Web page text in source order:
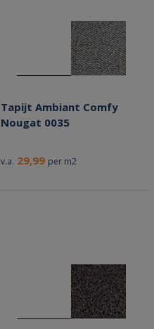
Tapijt Ambiant Comfy
Nougat 0035
v.a. 29,99 per m2